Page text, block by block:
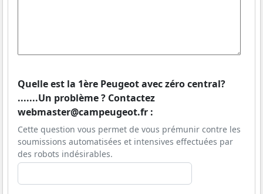
Quelle est la 1ère Peugeot avec zéro central?
.......Un problème ? Contactez
webmaster@campeugeot.fr :
Cette question vous permet de vous prémunir contre les
soumissions automatisées et intensives effectuées par
des robots indésirables.